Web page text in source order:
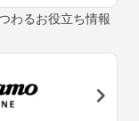
わるお役立ち情報